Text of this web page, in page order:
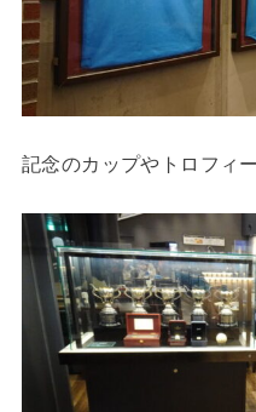
記念のカップやトロフィ